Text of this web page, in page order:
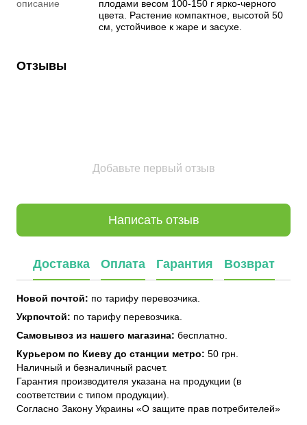
описание
плодами весом 100-150 г ярко-черного
цвета. Растение компактное, высотой 50
см, устойчивое к жаре и засухе.
Отзывы
Добавьте первый отзыв
Написать отзыв
Доставка Оплата Гарантия Возврат
Новой почтой: по тарифу перевозчика.
Укрпочтой: по тарифу перевозчика.
Самовывоз из нашего магазина: бесплатно.
Курьером по Киеву до станции метро: 50 грн.
Наличный и безналичный расчет.
Гарантия производителя указана на продукции (в
соответствии с типом продукции).
Согласно Закону Украины «О защите прав потребителей»